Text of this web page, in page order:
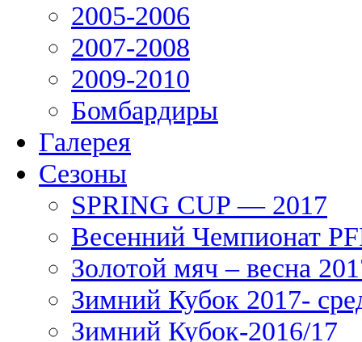
2005-2006
2007-2008
2009-2010
Бомбардиры
Галерея
Сезоны
SPRING CUP — 2017
Весенний Чемпионат
Золотой мяч – весна
Зимний Кубок 2017-
Зимний Кубок-2016/17